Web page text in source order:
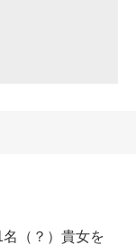
（？）貴女を